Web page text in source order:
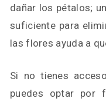
dañar los pétalos;
suficiente para
las flores ayuda a
Si no tienes
puedes optar por